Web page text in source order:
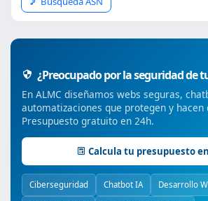
¿Preocupado por la seguridad de
En ALMC diseñamos webs seguras,
automatizaciones que protegen y
Presupuesto gratuito en 24h.
Calcula tu presupuesto
Ciberseguridad Chatbot IA Desarrollo